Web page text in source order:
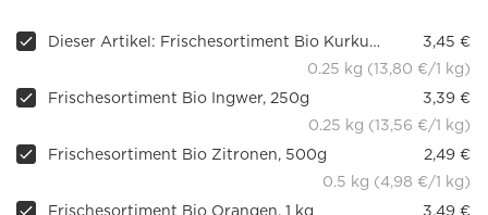
Dieser Artikel: Frischesortiment Bio Kurkuma, 250g
3,45 €
0.25 kg (13,80 €/1 kg)
Frischesortiment Bio Ingwer, 250g
3,39 €
0.25 kg (13,56 €/1 kg)
Frischesortiment Bio Zitronen, 500g
2,49 €
0.5 kg (4,98 €/1 kg)
Frischesortiment Bio Orangen, 1 kg
3,49 €